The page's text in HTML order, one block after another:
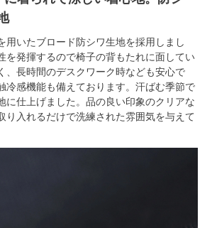
用いたブロード防シワ生地を採用しまし
を発揮するので椅子の背もたれに面してい
、長時間のデスクワーク時なども安心で
冷感機能も備えております。汗ばむ季節で
に仕上げました。品の良い印象のクリアな
り入れるだけで洗練された雰囲気を与えて